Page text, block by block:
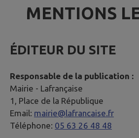
MENTIONS
ÉDITEUR DU SITE
Responsable de la publication :
Mairie - Lafrançaise
1, Place de la République
Email: mairie@lafrancaise.fr
Téléphone: 05 63 26 48 48